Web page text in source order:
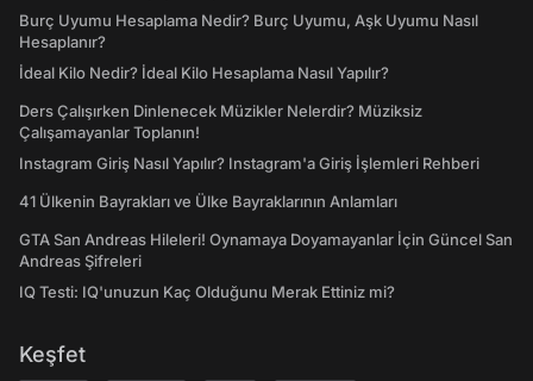
Burç Uyumu Hesaplama Nedir? Burç Uyumu, Aşk Uyumu Nasıl
Hesaplanır?
İdeal Kilo Nedir? İdeal Kilo Hesaplama Nasıl Yapılır?
Ders Çalışırken Dinlenecek Müzikler Nelerdir? Müziksiz
Çalışamayanlar Toplanın!
Instagram Giriş Nasıl Yapılır? Instagram'a Giriş İşlemleri Rehberi
41 Ülkenin Bayrakları ve Ülke Bayraklarının Anlamları
GTA San Andreas Hileleri! Oynamaya Doyamayanlar İçin Güncel San
Andreas Şifreleri
IQ Testi: IQ'unuzun Kaç Olduğunu Merak Ettiniz mi?
Keşfet